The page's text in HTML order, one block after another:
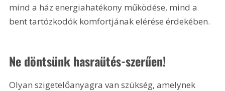
mind a ház energiahatékony működése, mind a
bent tartózkodók komfortjának elérése érdekében.
Ne döntsünk hasraütés-szerűen!
Olyan szigetelőanyagra van szükség, amelynek